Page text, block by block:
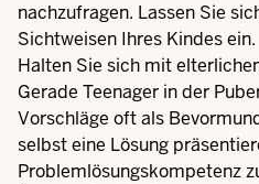
nachzufragen. Lassen Sie
Sichtweisen Ihres Kindes ein.
Halten Sie sich mit
Gerade Teenager in der
Vorschläge oft als
selbst eine Lösung
Problemlösungskompetenz